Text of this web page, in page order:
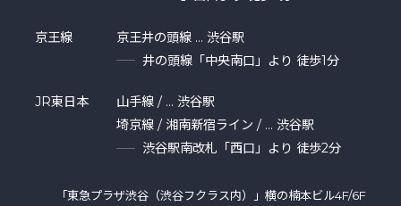
京王線
京王井の頭線 … 渋谷駅
井の頭線「中央南口」より 徒歩1分
JR東日本
山手線 / … 渋谷駅
埼京線 / 湘南新宿ライン / … 渋谷駅
渋谷駅南改札「西口」より 徒歩2分
「東急プラザ渋⾕（渋谷フクラス内）」横の楠本ビル4F/6F